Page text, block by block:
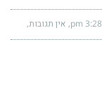
3:28 pm אין תגובות